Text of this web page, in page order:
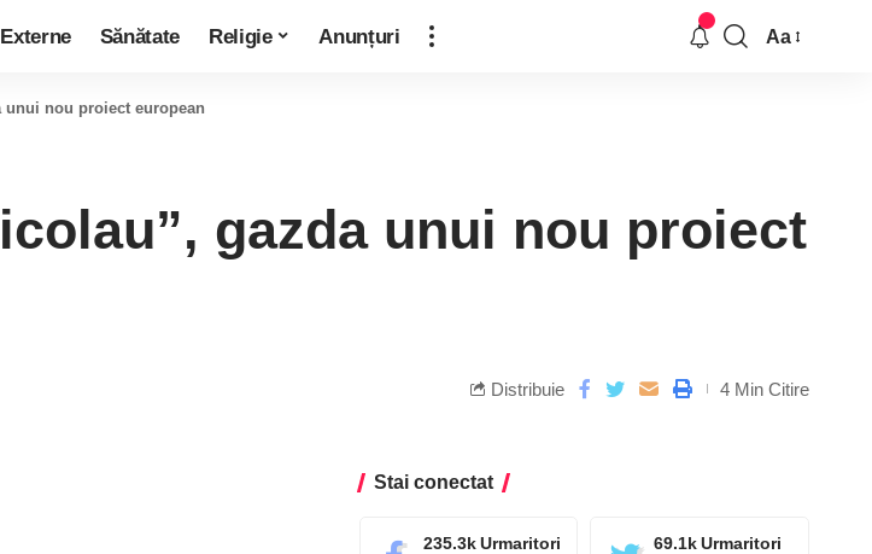
Externe Sănătate Religie Anunțuri Aa
unui nou proiect european
gazda unui nou proiect
Distribuie 4 Min Citire
Stai conectat
235.3k Urmaritori 69.1k Urmaritori